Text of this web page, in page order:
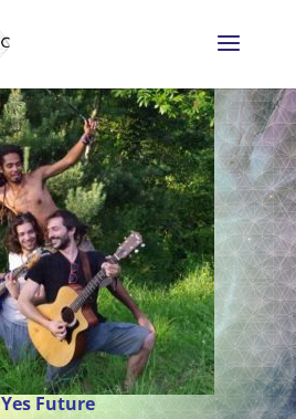
Yes Future